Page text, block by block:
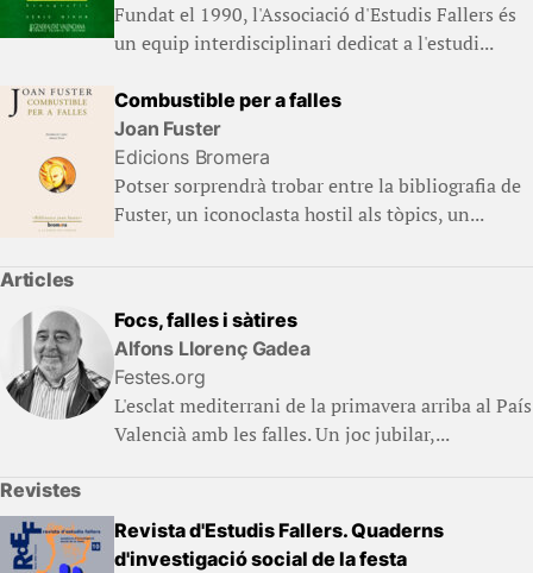
Fundat el 1990, l'Associació d'Estudis Fallers és
un equip interdisciplinari dedicat a l'estudi...
Combustible per a falles
Joan Fuster
Edicions Bromera
Potser sorprendrà trobar entre la bibliografia de
Fuster, un iconoclasta hostil als tòpics, un...
Articles
Focs, falles i sàtires
Alfons Llorenç Gadea
Festes.org
L'esclat mediterrani de la primavera arriba al País
Valencià amb les falles. Un joc jubilar,...
Revistes
Revista d'Estudis Fallers. Quaderns
d'investigació social de la festa